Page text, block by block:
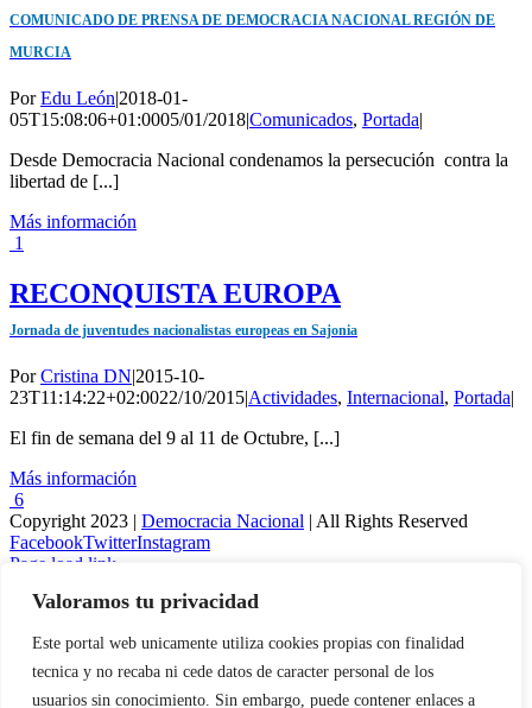
Valoramos tu privacidad
Este portal web unicamente utiliza cookies propias con finalidad
tecnica y no recaba ni cede datos de caracter personal de los
usuarios sin conocimiento. Sin embargo, puede contener enlaces a
COMUNICADO DE PRENSA DE DEMOCRACIA NACIONAL REGIÓN DE
MURCIA
PorEdu León|2018-01-
05T15:08:06+01:0005/01/2018|Comunicados, Portada|
Desde Democracia Nacional condenamos la persecución contra la
libertad de [...]
Más información
1
RECONQUISTA EUROPA
Jornada de juventudes nacionalistas europeas en Sajonia
PorCristina DN|2015-10-
23T11:14:22+02:0022/10/2015|Actividades, Internacional, Portada|
El fin de semana del 9 al 11 de Octubre, [...]
Más información
6
Copyright 2023 | Democracia Nacional | All Rights Reserved
FacebookTwitterInstagram
Page load link
Warning: Undefined variable $visibility_homepage in
sharebar/kn_mobile_sharebar.phpon line71
Warning
: Undefined variable $visibility_page in